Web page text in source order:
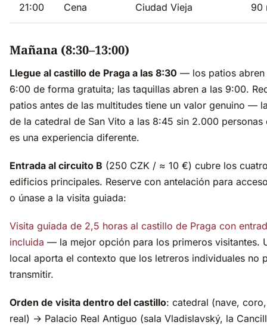
21:00 Cena Ciudad Vieja 90
Mañana (8:30–13:00)
Llegue al castillo de Praga a las 8:30 — los patios abren
6:00 de forma gratuita; las taquillas abren a las 9:00.
patios antes de las multitudes tiene un valor genuino —
de la catedral de San Vito a las 8:45 sin 2.000 personas
es una experiencia diferente.
Entrada al circuito B (250 CZK / ≈ 10 €) cubre los
edificios principales. Reserve con antelación para
o únase a la visita guiada:
Visita guiada de 2,5 horas al castillo de Praga con
incluida — la mejor opción para los primeros visitantes.
local aporta el contexto que los letreros individuales no
transmitir.
Orden de visita dentro del castillo: catedral (nave,
real) → Palacio Real Antiguo (sala Vladislavský, la